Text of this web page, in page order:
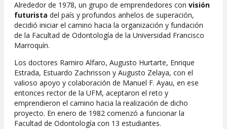
Alrededor de 1978, un grupo de emprendedores con visión
futurista del país y profundos anhelos de superación,
decidió iniciar el camino hacia la organización y fundación
de la Facultad de Odontología de la Universidad Francisco
Marroquín.
Los doctores Ramiro Alfaro, Augusto Hurtarte, Enrique
Estrada, Estuardo Zachrisson y Augusto Zelaya, con el
valioso apoyo y colaboración de Manuel F. Ayau, en ese
entonces rector de la UFM, aceptaron el reto y
emprendieron el camino hacia la realización de dicho
proyecto. En enero de 1982 comenzó a funcionar la
Facultad de Odontología con 13 estudiantes.